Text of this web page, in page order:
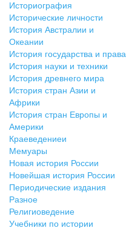
Историография
Исторические личности
История Австралии и
Океании
История государства и права
История науки и техники
История древнего мира
История стран Азии и
Африки
История стран Европы и
Америки
Краеведениеи
Мемуары
Новая история России
Новейшая история России
Периодические издания
Разное
Религиоведение
Учебники по истории